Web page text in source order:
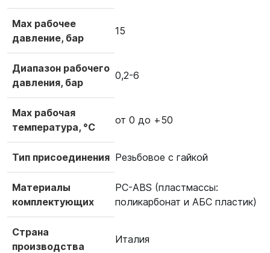
Max рабочее
давление, бар
15
Диапазон рабочего
давления, бар
0,2-6
Max рабочая
температура, °С
от 0 до +50
Тип присоединения Резьбовое с гайкой
Материалы
комплектующих
PC-ABS (пластмассы:
поликарбонат и АБС пластик)
Страна
производства
Италия